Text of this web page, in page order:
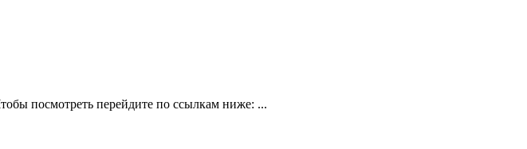
посмотреть перейдите по ссылкам ниже: ...